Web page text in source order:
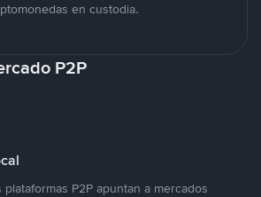
en custodia.
P2P
P2P apuntan a mercados